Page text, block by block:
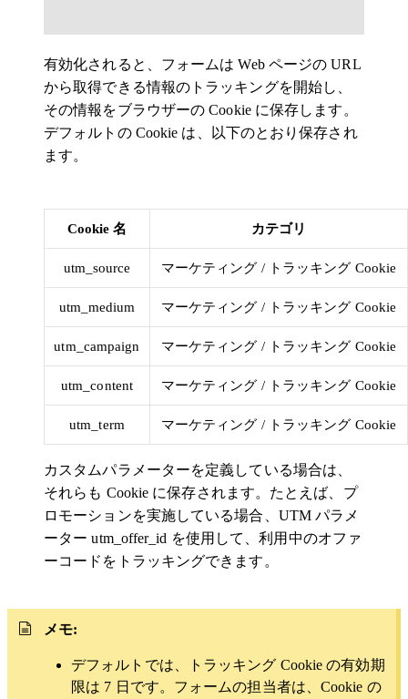
有効化されると、フォームは Web ページの URL
から取得できる情報のトラッキングを開始し、
その情報をブラウザーの Cookie に保存します。
デフォルトの Cookie は、以下のとおり保存され
ます。
Cookie 名 カテゴリ
utm_source マーケティング / トラッキング Cookie
utm_medium マーケティング / トラッキング Cookie
utm_campaign マーケティング / トラッキング Cookie
utm_content マーケティング / トラッキング Cookie
utm_term マーケティング / トラッキング Cookie
カスタムパラメーターを定義している場合は、
それらも Cookie に保存されます。たとえば、プ
ロモーションを実施している場合、UTM パラメ
ーター utm_offer_id を使用して、利用中のオファ
ーコードをトラッキングできます。
メモ:
デフォルトでは、トラッキング Cookie の有効期
限は 7 日です。フォームの担当者は、Cookie の